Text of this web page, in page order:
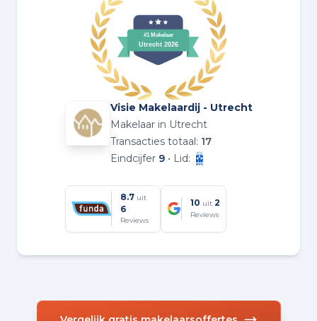
Visie Makelaardij - Utrecht
Makelaar in Utrecht
Transacties totaal: 17
Eindcijfer 9 • Lid:
8.7 uit
6
Reviews
10 uit 2
Reviews